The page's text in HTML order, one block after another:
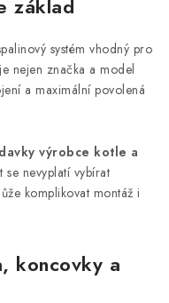
základ
systém vhodný pro
nejen značka a model
a maximální povolená
výrobce kotle a
se nevyplatí vybírat
komplikovat montáž i
koncovky a